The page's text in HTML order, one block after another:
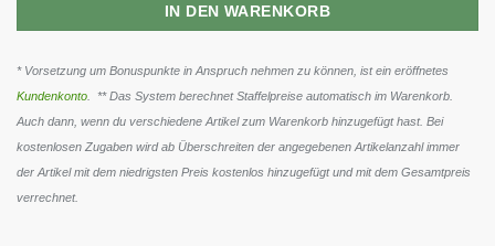
IN DEN WARENKORB
* Vorsetzung um Bonuspunkte in Anspruch nehmen zu können, ist ein eröffnetes
Kundenkonto . ** Das System berechnet Staffelpreise automatisch im Warenkorb.
Auch dann, wenn du verschiedene Artikel zum Warenkorb hinzugefügt hast. Bei
kostenlosen Zugaben wird ab Überschreiten der angegebenen Artikelanzahl immer
der Artikel mit dem niedrigsten Preis kostenlos hinzugefügt und mit dem Gesamtpreis
verrechnet.